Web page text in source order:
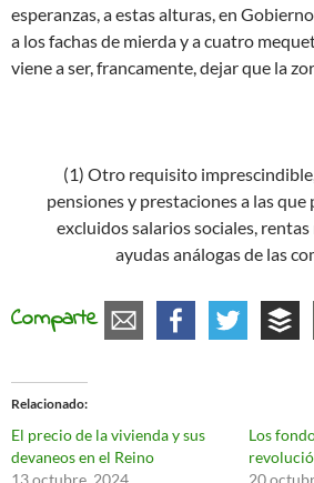
esperanzas, a estas alturas, en
a los fachas de mierda y a cuatro
viene a ser, francamente, dejar que la
(1) Otro requisito
pensiones y prestaciones a las
excluidos salarios sociales,
ayudas análogas de las
Comparte
Relacionado
El precio de la vivienda y sus
devaneos en el Reino
Los